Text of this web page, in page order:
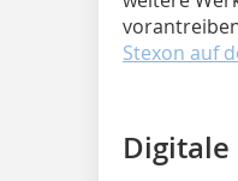
Stexon auf